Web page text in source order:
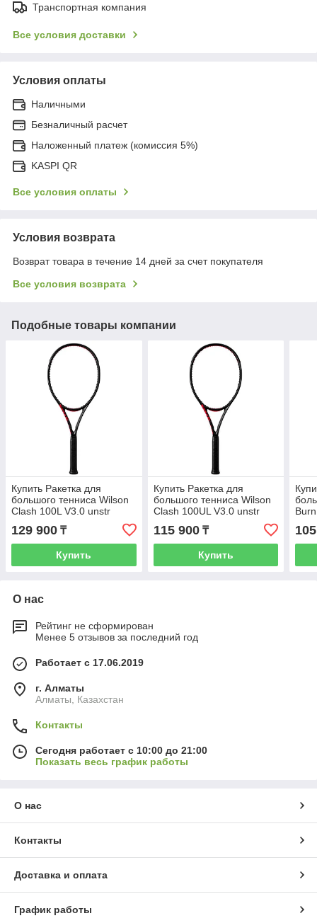
Транспортная компания
Все условия доставки
Условия оплаты
Наличными
Безналичный расчет
Наложенный платеж (комиссия 5%)
KASPI QR
Все условия оплаты
Условия возврата
Возврат товара в течение 14 дней за счет покупателя
Все условия возврата
Подобные товары компании
Купить Ракетка для
большого тенниса Wilson
Clash 100L V3.0 unstr
129 900 ₸
Купить
Купить Ракетка для
большого тенниса Wilson
Clash 100UL V3.0 unstr
115 900₸
Купить
О нас
Рейтинг не сформирован
Менее 5 отзывов за последний год
Работает с 17.06.2019
г. Алматы
Алматы, Казахстан
Контакты
Сегодня работает с 10:00 до 21:00
Показать весь график работы
О нас
Контакты
Доставка и оплата
График работы